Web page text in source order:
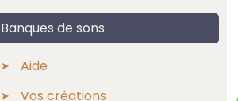
Banques de sons
Aide
Vos créations